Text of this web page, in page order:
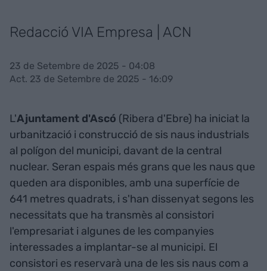
Redacció VIA Empresa | ACN
23 de Setembre de 2025 - 04:08
Act. 23 de Setembre de 2025 - 16:09
L'Ajuntament d'Ascó (Ribera d'Ebre) ha iniciat la
urbanització i construcció de sis naus industrials
al polígon del municipi, davant de la central
nuclear. Seran espais més grans que les naus que
queden ara disponibles, amb una superfície de
641 metres quadrats, i s'han dissenyat segons les
necessitats que ha transmès al consistori
l'empresariat i algunes de les companyies
interessades a implantar-se al municipi. El
consistori es reservarà una de les sis naus com a